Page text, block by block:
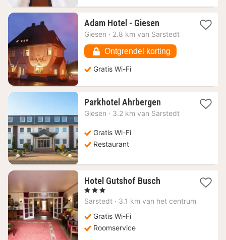
Adam Hotel - Giesen1
nacht
53,45
€
Giesen · 2.8 km van Sarstedt
Ontgrendel korting
Gratis Wi-Fi
Parkhotel Ahrbergen1
nacht
Giesen · 3.2 km van Sarstedt
Gratis Wi-Fi
Restaurant
Hotel Gutshof Busch1
vanaf
, 3 Sterren
Sarstedt · 3.1 km van het centrum
Gratis Wi-Fi
Roomservice